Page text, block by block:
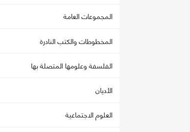
المجموعات العامة
المخطوطات والكتب النادرة
الفلسفة وعلومها المتصلة بها
الأديان
العلوم الاجتماعية